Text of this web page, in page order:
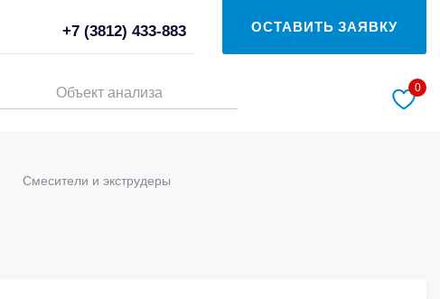
+7 (3812) 433-883 ОСТАВИТЬ ЗАЯВКУ
Объект анализа 0
Смесители и экструдеры